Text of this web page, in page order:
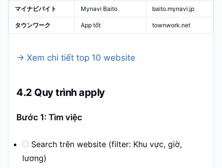
マイナビバイト Mynavi Baito baito.mynavi.jp
タウンワーク App tốt townwork.net
→ Xem chi tiết top 10 website
4.2 Quy trình apply
Bước 1: Tìm việc
Search trên website (filter: Khu vực, giờ,
lương)